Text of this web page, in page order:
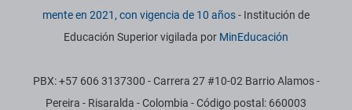
mente en 2021, con vigencia de 10 años- Institución de
Educación Superior vigilada por MinEducación
PBX: +57 606 3137300 - Carrera 27 #10-02 Barrio Alamos -
Pereira - Risaralda - Colombia - Código postal: 660003